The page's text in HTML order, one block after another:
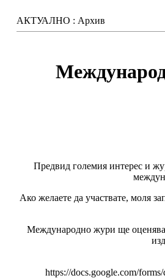
АКТУАЛНО : Архив
Предвид големия интерес и
Ако желаете да участвате, моля
Международно жури ще оценява
https://docs.google.com/